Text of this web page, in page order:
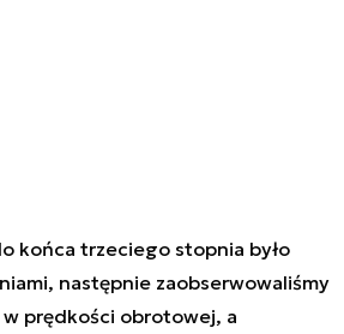
końca trzeciego stopnia było
następnie zaobserwowaliśmy
prędkości obrotowej, a